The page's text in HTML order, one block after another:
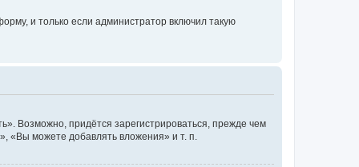
и только если администратор включил такую
Возможно, придётся зарегистрироваться, прежде чем
«Вы можете добавлять вложения» и т. п.